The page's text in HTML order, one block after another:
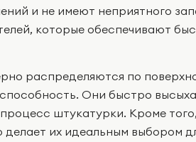
и не имеют неприятного
которые обеспечивают
распределяются по
Они быстро
штукатурки. Кроме
делает их идеальным выбором